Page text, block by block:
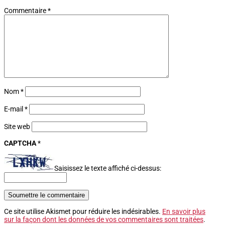
Commentaire*
Nom*
E-mail *
Site web
CAPTCHA*
Saisissez le texte affiché ci-dessus:
Soumettre le commentaire
Ce site utilise Akismet pour réduire les indésirables. En savoir plus
sur la façon dont les données de vos commentaires sont traitées.